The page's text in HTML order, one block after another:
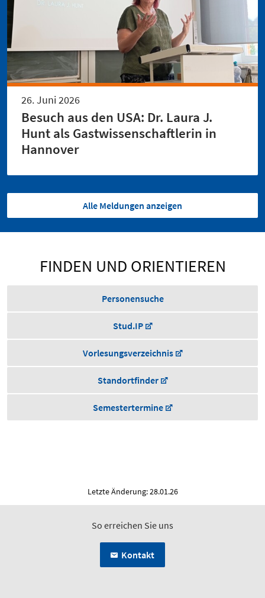
26. Juni 2026
Besuch aus den USA: Dr. Laura J.
Hunt als Gastwissenschaftlerin in
Hannover
Alle Meldungen anzeigen
FINDEN UND ORIENTIEREN
Personensuche
Stud.IP
Vorlesungsverzeichnis
Standortfinder
Semestertermine
Letzte Änderung: 28.01.26
So erreichen Sie uns
Kontakt